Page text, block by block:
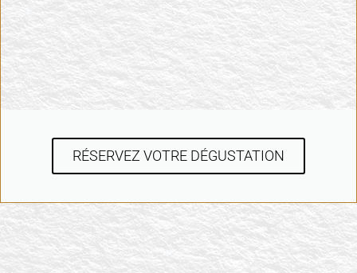
RÉSERVEZ VOTRE DÉGUSTATION